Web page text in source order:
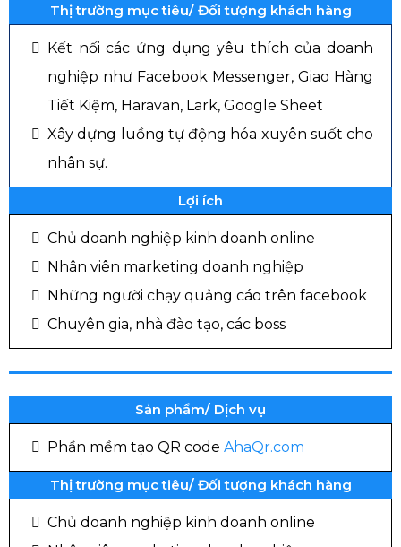
Thị trường mục tiêu/ Đối tượng khách hàng
Kết nối các ứng dụng yêu thích của doanh
nghiệp như Facebook Messenger, Giao Hàng
Tiết Kiệm, Haravan, Lark, Google Sheet
Xây dựng luồng tự động hóa xuyên suốt cho
nhân sự.
Lợi ích
Chủ doanh nghiệp kinh doanh online
Nhân viên marketing doanh nghiệp
Những người chạy quảng cáo trên facebook
Chuyên gia, nhà đào tạo, các boss
Sản phẩm/ Dịch vụ
Phần mềm tạo QR code AhaQr.com
Thị trường mục tiêu/ Đối tượng khách hàng
Chủ doanh nghiệp kinh doanh online